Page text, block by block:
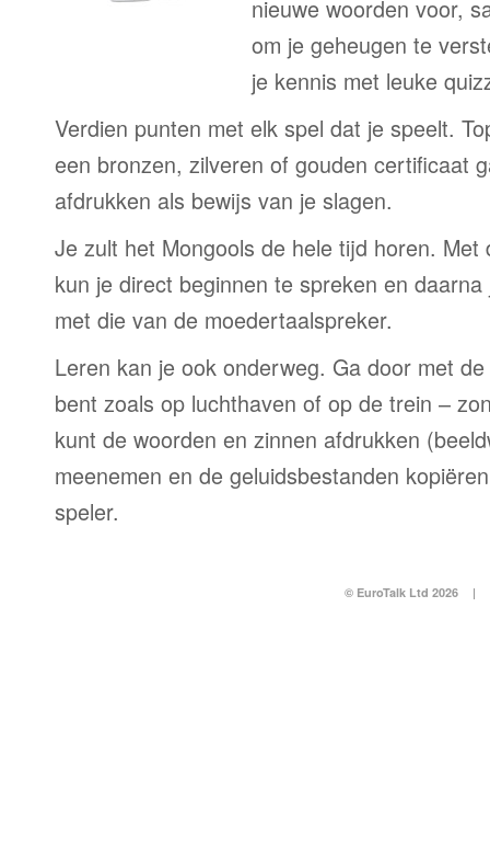
nieuwe woorden voor,
om je geheugen te
je kennis met leuke
Verdien punten met elk spel dat je speelt.
een bronzen, zilveren of gouden certificaat
afdrukken als bewijs van je slagen.
Je zult het Mongools de hele tijd horen. Met
kun je direct beginnen te spreken en
met die van de moedertaalspreker.
Leren kan je ook onderweg. Ga door met
bent zoals op luchthaven of op de trein –
kunt de woorden en zinnen afdrukken
meenemen en de geluidsbestanden
speler.
© EuroTalk Ltd 2026 |